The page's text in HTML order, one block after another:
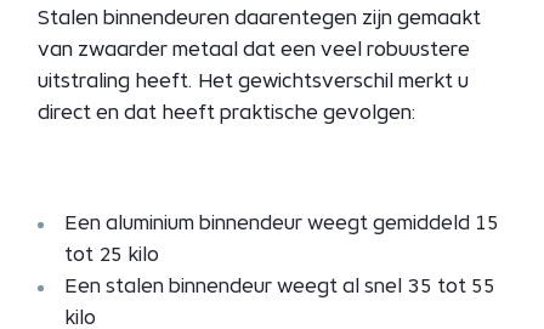
Stalen binnendeuren daarentegen zijn gemaakt
van zwaarder metaal dat een veel robuustere
uitstraling heeft. Het gewichtsverschil merkt u
direct en dat heeft praktische gevolgen:
Een aluminium binnendeur weegt gemiddeld 15
tot 25 kilo
Een stalen binnendeur weegt al snel 35 tot 55
kilo